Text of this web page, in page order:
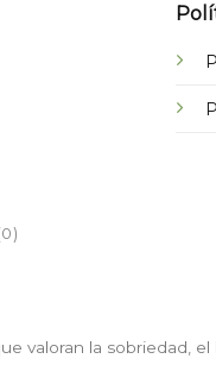
valoran la sobriedad,